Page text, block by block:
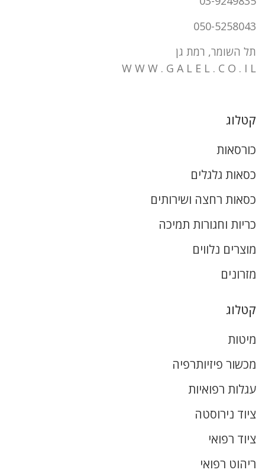
050-5258043
תל השומר, רמת גן
W W W . G A L E L . C O . I L
קטלוג
כורסאות
כסאות גלגלים
כסאות רחצה ושירותים
כריות וחגורות תמיכה
מוצרים נלווים
מזרונים
קטלוג
מיטות
מכשור פיזיותרפיה
עגלות רפואיות
ציוד נירוסטה
ציוד רפואי
ריהוט רפואי